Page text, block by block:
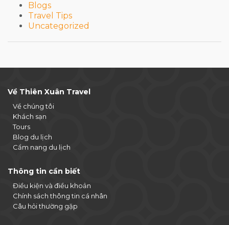
Blogs
Travel Tips
Uncategorized
Về Thiên Xuân Travel
Về chúng tôi
Khách sạn
Tours
Blog du lịch
Cẩm nang du lịch
Thông tin cần biết
Điều kiện và điều khoản
Chính sách thông tin cá nhân
Câu hỏi thường gặp